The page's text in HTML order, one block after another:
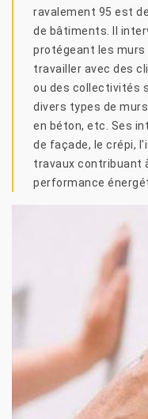
ravalement 95 est
de bâtiments. Il
protégeant les murs
travailler avec des
ou des collectivités
divers types de
en béton, etc. Ses
de façade, le crépi,
travaux contribuant
performance